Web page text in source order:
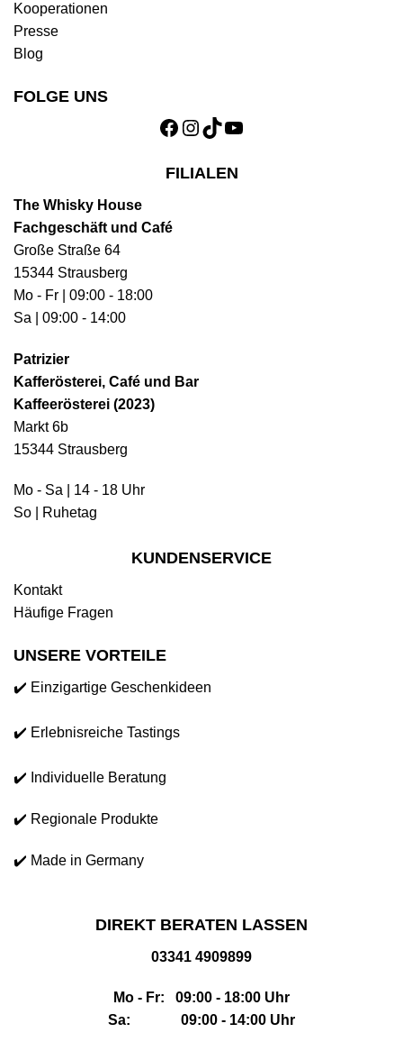
Kooperationen
Presse
Blog
FOLGE UNS
Facebook
Instagram
TikTokYouTube
FILIALEN
The Whisky House
Fachgeschäft und Café
Große Straße 64
15344 Strausberg
Mo - Fr | 09:00 - 18:00
Sa | 09:00 - 14:00
Patrizier
Kafferösterei, Café und Bar
Kaffeerösterei (2023)
Markt 6b
15344 Strausberg
Mo - Sa | 14 - 18 Uhr
So | Ruhetag
KUNDENSERVICE
Kontakt
Häufige Fragen
UNSERE VORTEILE
✔️ Einzigartige Geschenkideen
✔️ Erlebnisreiche Tastings
✔️ Individuelle Beratung
✔️ Regionale Produkte
✔️ Made in Germany
DIREKT BERATEN LASSEN
03341 4909899
Mo - Fr: 09:00 - 18:00 Uhr
Sa: 09:00 - 14:00 Uhr